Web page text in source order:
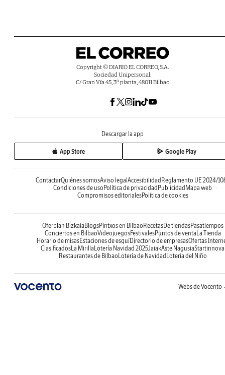
Copyright © DIARIO EL CORREO, S.A.
Sociedad Unipersonal.
C/ Gran Vía 45, 3ª planta, 48011 Bilbao
Descargar la app
App Store Google Play
ContactarQuiénes somosAviso legal Accesibilidad Reglamento UE 2024/
Condiciones de uso Política de privacidad Publicidad Mapa web
Compromisos editorialesPolítica de cookies
Oferplan Bizkaia BlogsPintxos en Bilbao RecetasDe tiendasPasatiempos
Conciertos en BilbaoVideojuegosFestivalesPuntos de venta La Tienda
Horario de misasEstaciones de esquíDirectorio de empresasOfertas
ClasificadosLa Mirilla Lotería Navidad 2025JaiakAste NagusiaStartinnova
Restaurantes de Bilbao Lotería de Navidad Lotería del Niño
Webs de Vocento